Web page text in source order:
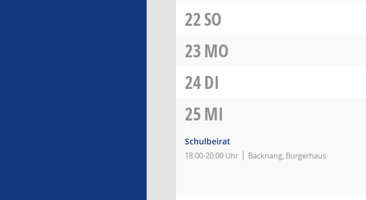
22SO
23MO
24DI
25MI
Schulbeirat
18:00-20:00 Uhr Backnang, Bürgerhaus